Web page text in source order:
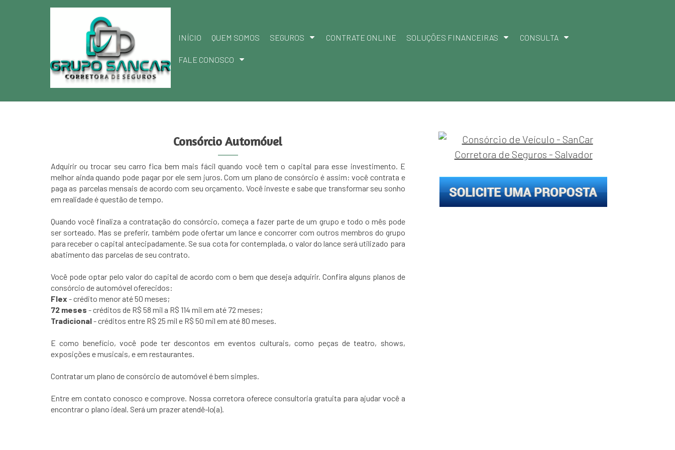
INÍCIO QUEM SOMOS SEGUROS CONTRATE ONLINE SOLUÇÕES FINANCEIRAS CONSULTA
FALE CONOSCO
Consórcio Automóvel
Adquirir ou trocar seu carro fica bem mais fácil quando você tem o capital para esse investimento. E
melhor ainda quando pode pagar por ele sem juros. Com um plano de consórcio é assim: você contrata e
paga as parcelas mensais de acordo com seu orçamento. Você investe e sabe que transformar seu sonho
em realidade é questão de tempo.
Quando você finaliza a contratação do consórcio, começa a fazer parte de um grupo e todo o mês pode
ser sorteado. Mas se preferir, também pode ofertar um lance e concorrer com outros membros do grupo
para receber o capital antecipadamente. Se sua cota for contemplada, o valor do lance será utilizado para
abatimento das parcelas de seu contrato.
Você pode optar pelo valor do capital de acordo com o bem que deseja adquirir. Confira alguns planos de
consórcio de automóvel oferecidos:
Flex - crédito menor até 50 meses;
72 meses - créditos de R$ 58 mil a R$ 114 mil em até 72 meses;
Tradicional- créditos entre R$ 25 mil e R$ 50 mil em até 80 meses.
E como benefício, você pode ter descontos em eventos culturais, como peças de teatro, shows,
exposições e musicais, e em restaurantes.
Contratar um plano de consórcio de automóvel é bem simples.
Entre em contato conosco e comprove. Nossa corretora oferece consultoria gratuita para ajudar você a
encontrar o plano ideal. Será um prazer atendê-lo(a).